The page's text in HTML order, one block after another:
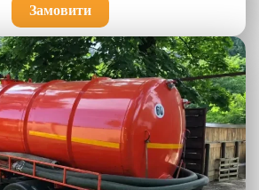
Замовити